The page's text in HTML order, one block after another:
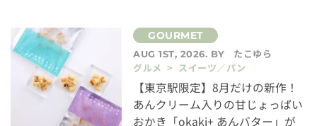
AUG 1ST, 2026. BY
たこゆら
グルメ > スイーツ／パン
【東京駅限定】8月だけの新作！
あんクリーム入りの甘じょっぱい
おかき「okaki+ あんバター」が